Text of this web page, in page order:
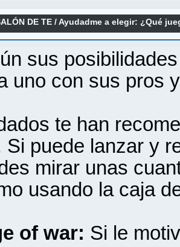
DE TE /Ayudadme a elegir: ¿Qué
DE MESA Y DISTROFIA
sus
uno con sus pros
te han
Si puede lanzar y
mirar unas
usando la caja
of war: Si le